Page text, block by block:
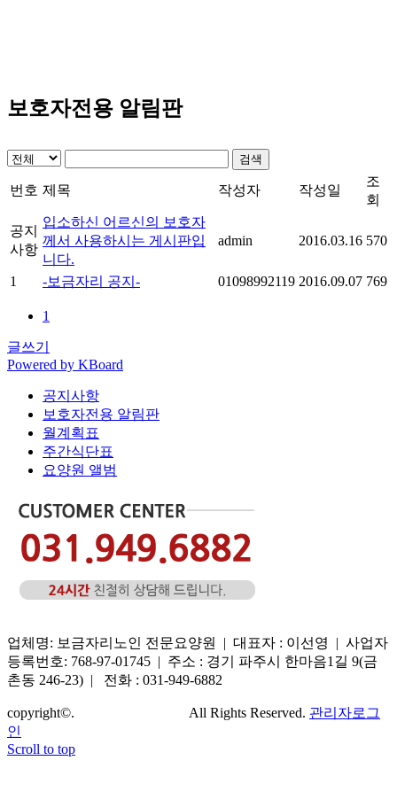
보호자전용 알림판
검색
번호 제목 작성자 작성일
조
회
공지
사항
입소하신 어르신의 보호자
께서 사용하시는 게시판입
니다.
admin 2016.03.16 570
1 -보금자리 공지- 01098992119 2016.09.07 769
1
글쓰기
Powered by KBoard
공지사항
보호자전용 알림판
월계획표
주간식단표
요양원 앨범
업체명: 보금자리노인 전문요양원 | 대표자 : 이선영 | 사업자
등록번호: 768-97-01745 | 주소 : 경기 파주시 한마음1길 9(금
촌동 246-23) | 전화 : 031-949-6882
copyright©. All Rights Reserved. 관리자로그
인
Scroll to top